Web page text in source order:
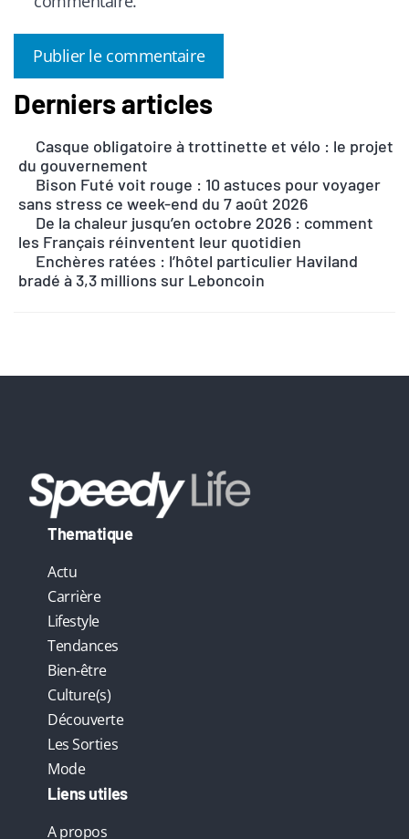
A
e
r
a
:
Derniers articles
Casque obligatoire à trottinette et vélo : le projet
du gouvernement
Bison Futé voit rouge : 10 astuces pour voyager
sans stress ce week-end du 7 août 2026
De la chaleur jusqu’en octobre 2026 : comment
les Français réinventent leur quotidien
Enchères ratées : l’hôtel particulier Haviland
bradé à 3,3 millions sur Leboncoin
Thematique
Actu
Carrière
Lifestyle
Tendances
Bien-être
Culture(s)
Découverte
Les Sorties
Mode
Liens utiles
A propos